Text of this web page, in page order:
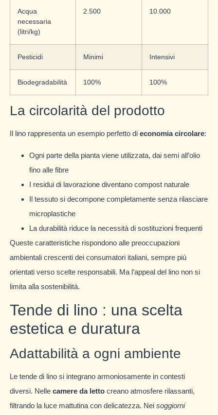
Acqua
necessaria
(litri/kg)
2.500 10.000
Pesticidi Minimi Intensivi
Biodegradabilità 100% 100%
La circolarità del prodotto
Il lino rappresenta un esempio perfetto di economia circolare:
Ogni parte della pianta viene utilizzata, dai semi all’olio
fino alle fibre
I residui di lavorazione diventano compost naturale
Il tessuto si decompone completamente senza rilasciare
microplastiche
La durabilità riduce la necessità di sostituzioni frequenti
Queste caratteristiche rispondono alle preoccupazioni
ambientali crescenti dei consumatori italiani, sempre più
orientati verso scelte responsabili. Ma l’appeal del lino non si
limita alla sostenibilità.
Tende di lino : una scelta
estetica e duratura
Adattabilità a ogni ambiente
Le tende di lino si integrano armoniosamente in contesti
diversi. Nelle camere da letto creano atmosfere rilassanti,
filtrando la luce mattutina con delicatezza. Nei soggiorni